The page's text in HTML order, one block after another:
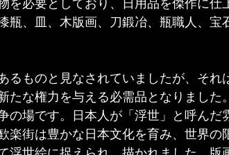
を必要としており、日用品を傑作に仕
瓶、皿、木版画、刀鍛冶、瓶職人、宝
るものと見なされていましたが、それ
たな権力を与える必需品となりました
の場です。日本人が「浮世」と呼んだ
楽街は豊かな日本文化を育み、世界の